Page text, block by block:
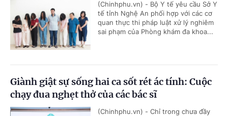
(Chinhphu.vn) - Bộ Y tế yêu cầu Sở Y
tế tỉnh Nghệ An phối hợp với các cơ
quan thực thi pháp luật xử lý nghiêm
sai phạm của Phòng khám đa khoa...
Giành giật sự sống hai ca sốt rét ác tính: Cuộc
chạy đua nghẹt thở của các bác sĩ
(Chinhphu.vn) - Chỉ trong chưa đầy